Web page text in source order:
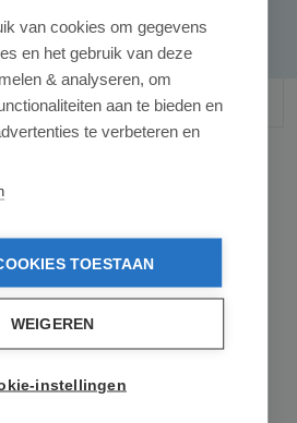
van cookies om gegevens
en het gebruik van deze
& analyseren, om
aan te bieden en
te verbeteren en
TOESTAAN
WEIGEREN
instellingen